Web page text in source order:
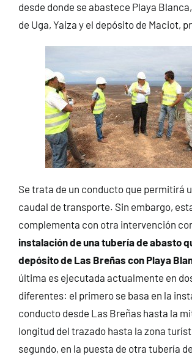
desde donde se abastece Playa
de Uga, Yaiza y el depósito de Maciot,
Se trata de un conducto que permitirá
caudal de transporte. Sin embargo,
complementa con otra intervención
instalación de una tubería de abasto
depósito de Las Breñas con Playa
última es ejecutada actualmente en
diferentes: el primero se basa en la
conducto desde Las Breñas hasta la
longitud del trazado hasta la zona
segundo, en la puesta de otra tubería